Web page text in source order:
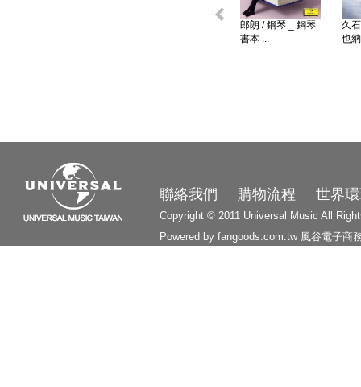
郎朗 / 鋼琴 _ 鋼琴
書本 ...
久
也
聯絡我們 購物流程 世界
Copyright © 2011 Universal Music All
Powered by fangoods.com.tw 風谷電子商